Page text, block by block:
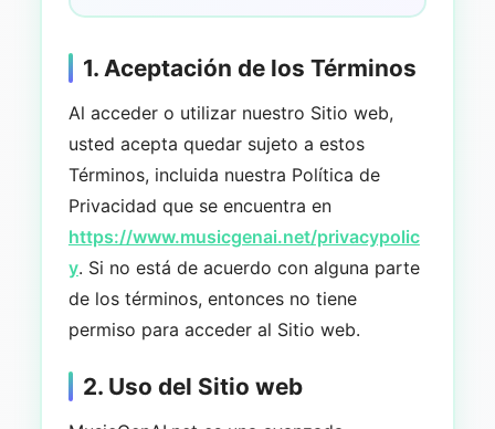
1. Aceptación de los Términos
Al acceder o utilizar nuestro Sitio web,
usted acepta quedar sujeto a estos
Términos, incluida nuestra Política de
Privacidad que se encuentra en
https://www.musicgenai.net/privacypolic
y. Si no está de acuerdo con alguna parte
de los términos, entonces no tiene
permiso para acceder al Sitio web.
2. Uso del Sitio web